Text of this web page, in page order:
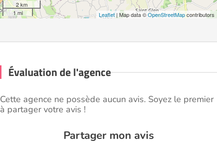
2 km
1 mi
Leaflet | Map data ©OpenStreetMapcontributors
Évaluation de l'agence
Cette agence ne possède aucun avis. Soyez le premier
à partager votre avis !
Partager mon avis